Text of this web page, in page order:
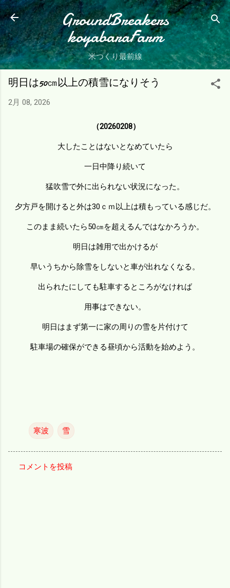
スキップしてメイン コンテンツに移動
GroundBreakers
koyabaraFarm
米つくり最前線
明日は50㎝以上の積雪になりそう
2月 08, 2026
（20260208）
大したことはないとなめていたら
一日中降り続いて
猛吹雪で外に出られない状況になった。
夕方戸を開けると外は30ｃｍ以上は積もっている感じだ。
このまま続いたら50㎝を超えるんではなかろうか。
明日は雑用で出かけるが
早いうちから除雪をしないと車が出れなくなる。
出られたにしても駐車するところがなければ
用事はできない。
明日はまず第一に家の周りの雪を片付けて
駐車場の確保ができる昼頃から活動を始めよう。
寒波 雪
コメントを投稿